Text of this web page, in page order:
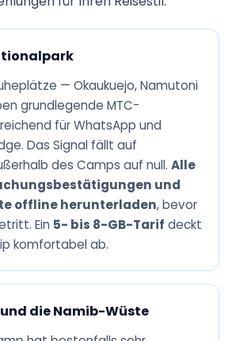
— Okaukuejo, Namutoni
grundlegende MTC-
für WhatsApp und
Das Signal fällt auf
des Camps auf null. Alle
und
offline herunterladen, bevor
Ein 5- bis 8-GB-Tarif deckt
komfortabel ab.
die Namib-Wüste